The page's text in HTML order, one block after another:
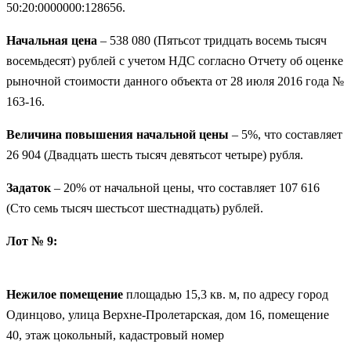
50:20:0000000:128656.
Начальная цена – 538 080 (Пятьсот тридцать восемь тысяч
восемьдесят) рублей с учетом НДС согласно Отчету об оценке
рыночной стоимости данного объекта от 28 июля 2016 года №
163-16.
Величина повышения начальной цены – 5%, что составляет
26 904 (Двадцать шесть тысяч девятьсот четыре) рубля.
Задаток – 20% от начальной цены, что составляет 107 616
(Сто семь тысяч шестьсот шестнадцать) рублей.
Лот № 9:
Нежилое помещение площадью 15,3 кв. м, по адресу город
Одинцово, улица Верхне-Пролетарская, дом 16, помещение
40, этаж цокольный, кадастровый номер